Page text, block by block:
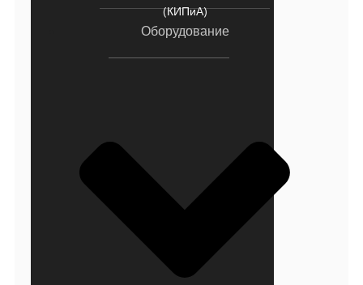
(КИПиА)
Оборудование